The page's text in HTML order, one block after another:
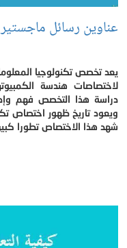
عناوين رسائل
يعد تخصص تكنولوجيا
لاختصاصات هندسة
دراسة هذا التخصص فهم
شهد هذا الاختصاص تطورا